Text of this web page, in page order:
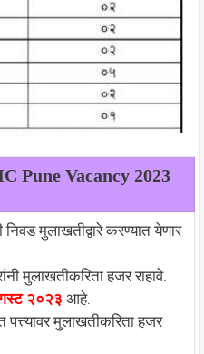
Pune Vacancy 2023
निवड मुलाखतीद्वारे करण्यात येणार
मुलाखतीकरिता हजर राहावे.
२०२३ आहे.
पत्त्यावर मुलाखतीकरिता हजर